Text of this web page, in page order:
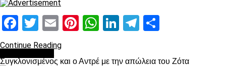
Facebook
Twitter
EmailPinterest
WhatsApp
LinkedIn
Telegram
Continue Reading
Συγκλονισμένος και ο Αντρέ με την απώλεια του Ζότα